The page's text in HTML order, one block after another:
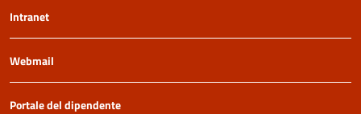
Intranet
Webmail
Portale del dipendente